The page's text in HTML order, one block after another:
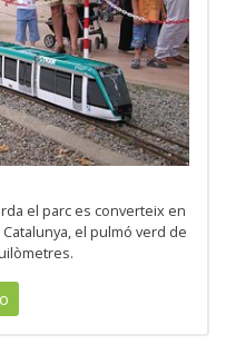
el parc es converteix en
el pulmó verd de